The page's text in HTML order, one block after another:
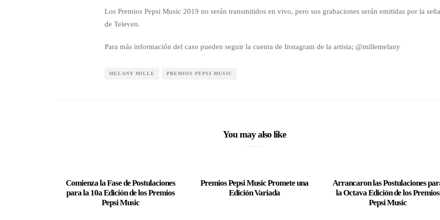
Los Premios Pepsi Music 2019 no serán transmitidos en vivo, pero sus grabaciones serán emitidas por la
de Televen.
Para más información del caso pueden seguir la cuenta de Instagram de la artista; @millemelany
MELANY MILLE PREMIOS PEPSI MUSIC
You may also like
Comienza la Fase de Postulaciones
para la 10a Edición de los Premios
Pepsi Music
Premios Pepsi Music Promete una
Edición Variada
Arrancaron las Postulaciones
la Octava Edición de los Premios
Pepsi Music